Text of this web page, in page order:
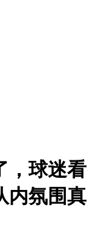
，球迷看
内氛围真